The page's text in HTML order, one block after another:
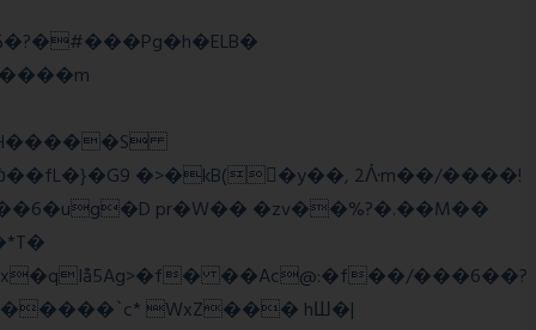
pr�W�� �zv��%?�.��M��
��Ac@:�f��/���6��?